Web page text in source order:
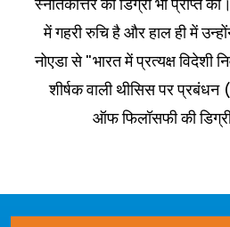
में गहरी रुचि है और हाल ही में
नोएडा से "भारत में प्रत्यक्ष
शीर्षक वाली थीसिस पर
ऑफ फिलॉसफी की